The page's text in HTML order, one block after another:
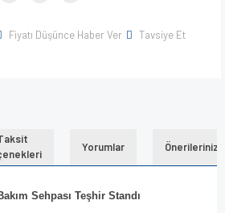
Fiyatı Düşünce Haber Ver Tavsiye Et
Yorumlar Önerileriniz
Sehpası Teşhir Standı